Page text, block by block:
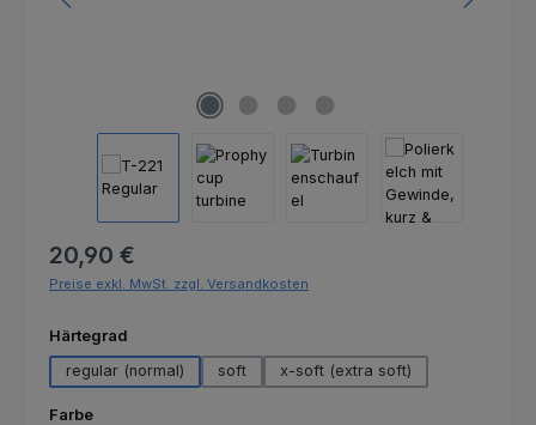
Regulärer Preis:
20,90 €
Preise exkl. MwSt. zzgl. Versandkosten
Härtegrad
regular (normal)
soft x-soft (extra soft)
Farbeauswählen